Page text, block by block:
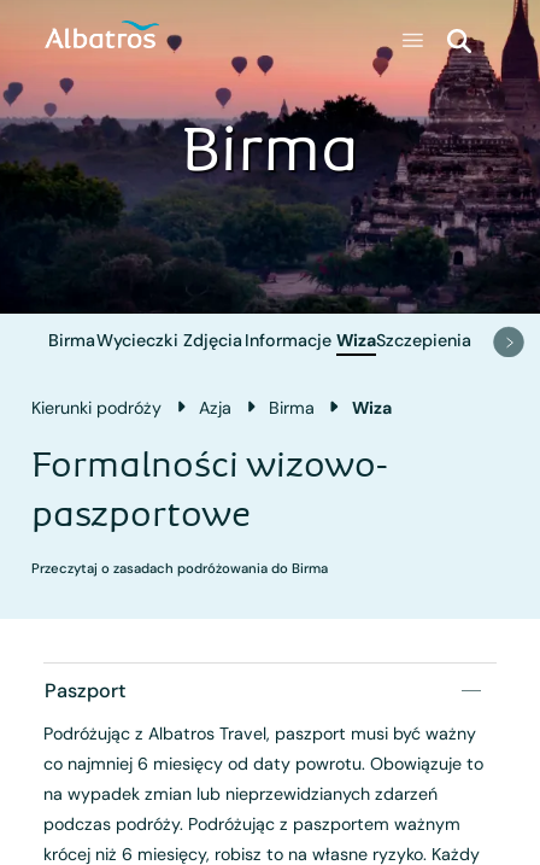
Birma
BirmaWycieczki Zdjęcia Informacje WizaSzczepienia
Kierunki podróży Azja Birma Wiza
Formalności wizowo-
paszportowe
Przeczytaj o zasadach podróżowania do Birma
Paszport
Podróżując z Albatros Travel, paszport musi być ważny
co najmniej 6 miesięcy od daty powrotu. Obowiązuje to
na wypadek zmian lub nieprzewidzianych zdarzeń
podczas podróży. Podróżując z paszportem ważnym
krócej niż 6 miesięcy, robisz to na własne ryzyko. Każdy